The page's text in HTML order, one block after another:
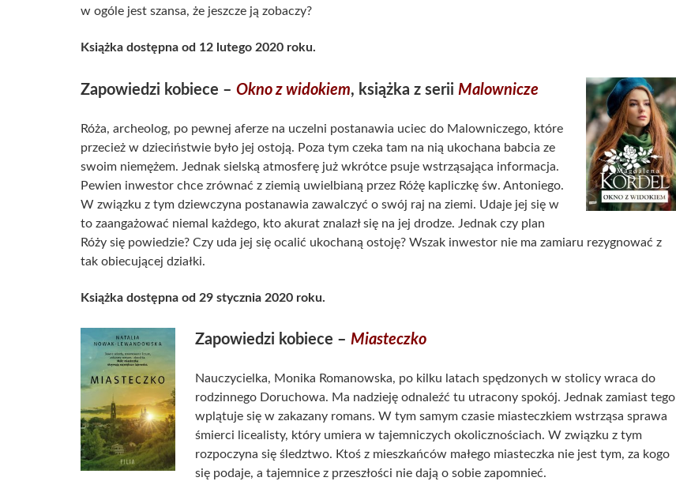
w ogóle jest szansa, że jeszcze ją zobaczy?
Książka dostępna od 12 lutego 2020 roku.
Zapowiedzi kobiece – Okno z widokiem, książka z serii Malownicze
Róża, archeolog, po pewnej aferze na uczelni postanawia uciec do Malowniczego, które
przecież w dzieciństwie było jej ostoją. Poza tym czeka tam na nią ukochana babcia ze
swoim niemężem. Jednak sielską atmosferę już wkrótce psuje wstrząsająca informacja.
Pewien inwestor chce zrównać z ziemią uwielbianą przez Różę kapliczkę św. Antoniego.
W związku z tym dziewczyna postanawia zawalczyć o swój raj na ziemi. Udaje jej się w
to zaangażować niemal każdego, kto akurat znalazł się na jej drodze. Jednak czy plan
Róży się powiedzie? Czy uda jej się ocalić ukochaną ostoję? Wszak inwestor nie ma zamiaru rezygnować z
tak obiecującej działki.
Książka dostępna od 29 stycznia 2020 roku.
Zapowiedzi kobiece – Miasteczko
Nauczycielka, Monika Romanowska, po kilku latach spędzonych w stolicy wraca do
rodzinnego Doruchowa. Ma nadzieję odnaleźć tu utracony spokój. Jednak zamiast tego
wplątuje się w zakazany romans. W tym samym czasie miasteczkiem wstrząsa sprawa
śmierci licealisty, który umiera w tajemniczych okolicznościach. W związku z tym
rozpoczyna się śledztwo. Ktoś z mieszkańców małego miasteczka nie jest tym, za kogo
się podaje, a tajemnice z przeszłości nie dają o sobie zapomnieć.